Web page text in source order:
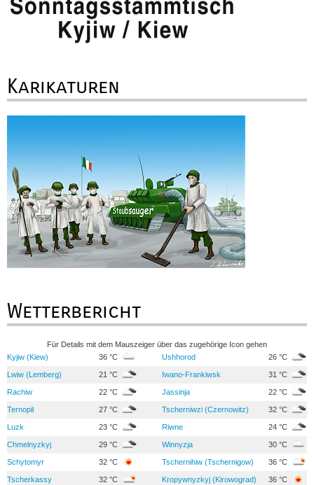
Karikaturen
Wetterbericht
Für Details mit dem Mauszeiger über das zugehörige Icon gehen
Kyjiw (Kiew)
36 °C Ushhorod 26 °C
Lwiw (Lemberg) 21 °C Iwano-Frankiwsk 31 °C
Rachiw 22 °C Jassinja 22 °C
Ternopil 27 °C Tscherniwzi (Czernowitz) 32 °C
Luzk 23 °C Riwne 24 °C
Chmelnyzkyj 29 °C Winnyzja 30 °C
Schytomyr 32 °C Tschernihiw (Tschernigow) 36 °C
Tscherkassy 32 °C Kropywnyzkyj (Kirowograd) 36 °C